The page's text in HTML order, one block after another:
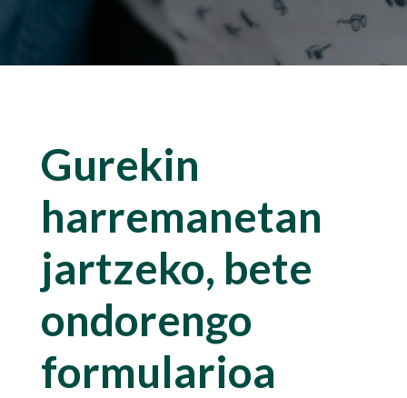
Gurekin
harremanetan
jartzeko, bete
ondorengo
formularioa